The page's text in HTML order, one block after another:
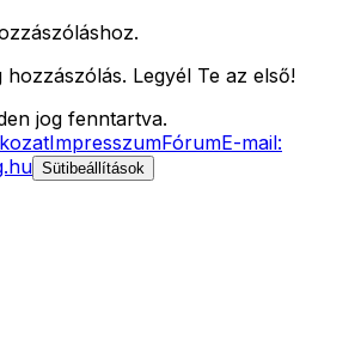
Legyél Te az első!
jog fenntartva.
ImpresszumFórumE-mail:
Sütibeállítások